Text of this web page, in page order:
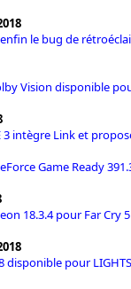
le bug de
Vision disponible
3 intègre Link et
Game Ready
18.3.4 pour Far Cry 5
disponible pour